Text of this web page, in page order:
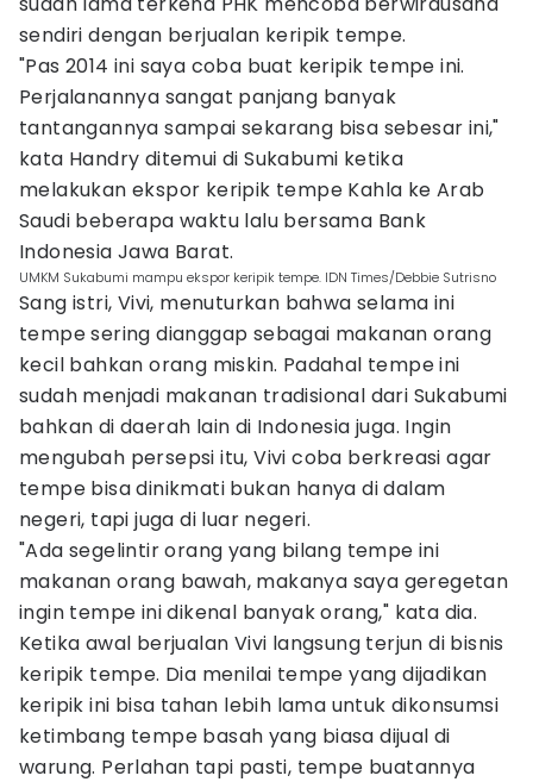
sendiri dengan berjualan keripik tempe.
"Pas 2014 ini saya coba buat keripik tempe ini.
Perjalanannya sangat panjang banyak
tantangannya sampai sekarang bisa sebesar ini,"
kata Handry ditemui di Sukabumi ketika
melakukan ekspor keripik tempe Kahla ke Arab
Saudi beberapa waktu lalu bersama Bank
Indonesia Jawa Barat.
UMKM Sukabumi mampu ekspor keripik tempe. IDN Times/Debbie Sutrisno
Sang istri, Vivi, menuturkan bahwa selama ini
tempe sering dianggap sebagai makanan orang
kecil bahkan orang miskin. Padahal tempe ini
sudah menjadi makanan tradisional dari Sukabumi
bahkan di daerah lain di Indonesia juga. Ingin
mengubah persepsi itu, Vivi coba berkreasi agar
tempe bisa dinikmati bukan hanya di dalam
negeri, tapi juga di luar negeri.
"Ada segelintir orang yang bilang tempe ini
makanan orang bawah, makanya saya geregetan
ingin tempe ini dikenal banyak orang," kata dia.
Ketika awal berjualan Vivi langsung terjun di bisnis
keripik tempe. Dia menilai tempe yang dijadikan
keripik ini bisa tahan lebih lama untuk dikonsumsi
ketimbang tempe basah yang biasa dijual di
warung. Perlahan tapi pasti, tempe buatannya